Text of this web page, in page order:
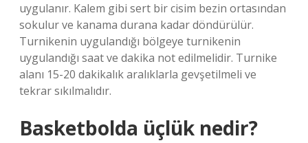
uygulanır. Kalem gibi sert bir cisim bezin ortasından
sokulur ve kanama durana kadar döndürülür.
Turnikenin uygulandığı bölgeye turnikenin
uygulandığı saat ve dakika not edilmelidir. Turnike
alanı 15-20 dakikalık aralıklarla gevşetilmeli ve
tekrar sıkılmalıdır.
Basketbolda üçlük nedir?